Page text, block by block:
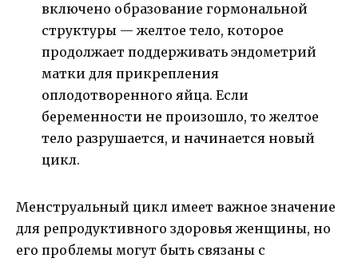
включено образование гормональной
структуры — желтое тело, которое
продолжает поддерживать эндометрий
матки для прикрепления
оплодотворенного яйца. Если
беременности не произошло, то желтое
тело разрушается, и начинается новый
цикл.
Менструальный цикл имеет важное значение
для репродуктивного здоровья женщины, но
его проблемы могут быть связаны с